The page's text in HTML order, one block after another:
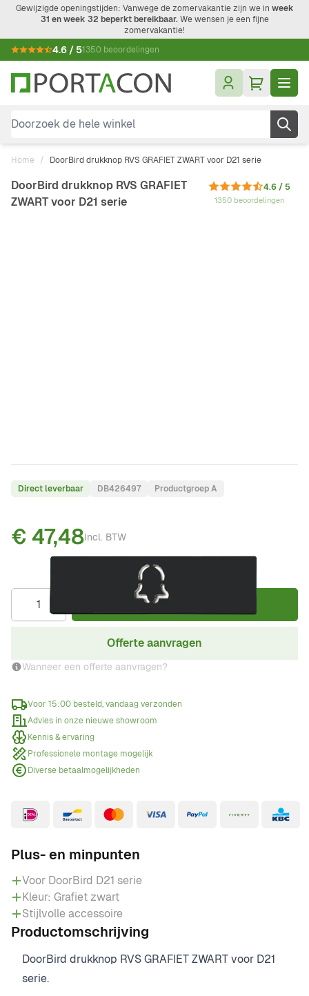
Ga naar de inhoud
Gewijzigde openingstijden: Vanwege de zomervakantie zijn we in week
31 en week 32 beperkt bereikbaar.We wensen je een fijne
zomervakantie!
4.6 / 51350 beoordelingen
Doorzoek de hele winkel
Home / DoorBird drukknop RVS GRAFIET ZWART voor D21 serie
DoorBird drukknop RVS GRAFIET
ZWART voor D21 serie
4.6 / 5
1350 beoordelingen
Direct leverbaar DB426497 Productgroep A
Incl. BTW
€ 47,48
Offerte aanvragen
Wanneer een offerte aanvragen?
Voor 15:00 besteld, vandaag verzonden
Advies in onze nieuwe showroom
Kennis & ervaring
Professionele montage mogelijk
Diverse betaalmogelijkheden
Plus- en minpunten
Voor DoorBird D21 serie
Kleur: Grafiet zwart
Stijlvolle accessoire
Productomschrijving
DoorBird drukknop RVS GRAFIET ZWART voor D21
serie.